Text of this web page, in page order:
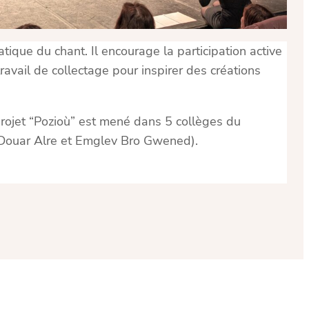
du chant. Il encourage la participation active
de collectage pour inspirer des créations
“Pozioù” est mené dans 5 collèges du
Alre et Emglev Bro Gwened).